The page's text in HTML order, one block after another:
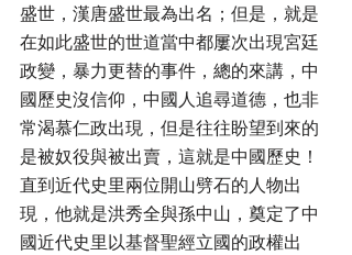
盛世，漢唐盛世最為出名；但是，就是
在如此盛世的世道當中都屢次出現宮廷
政變，暴力更替的事件，總的來講，中
國歷史沒信仰，中國人追尋道德，也非
常渴慕仁政出現，但是往往盼望到來的
是被奴役與被出賣，這就是中國歷史！
直到近代史里兩位開山劈石的人物出
現，他就是洪秀全與孫中山，奠定了中
國近代史里以基督聖經立國的政權出